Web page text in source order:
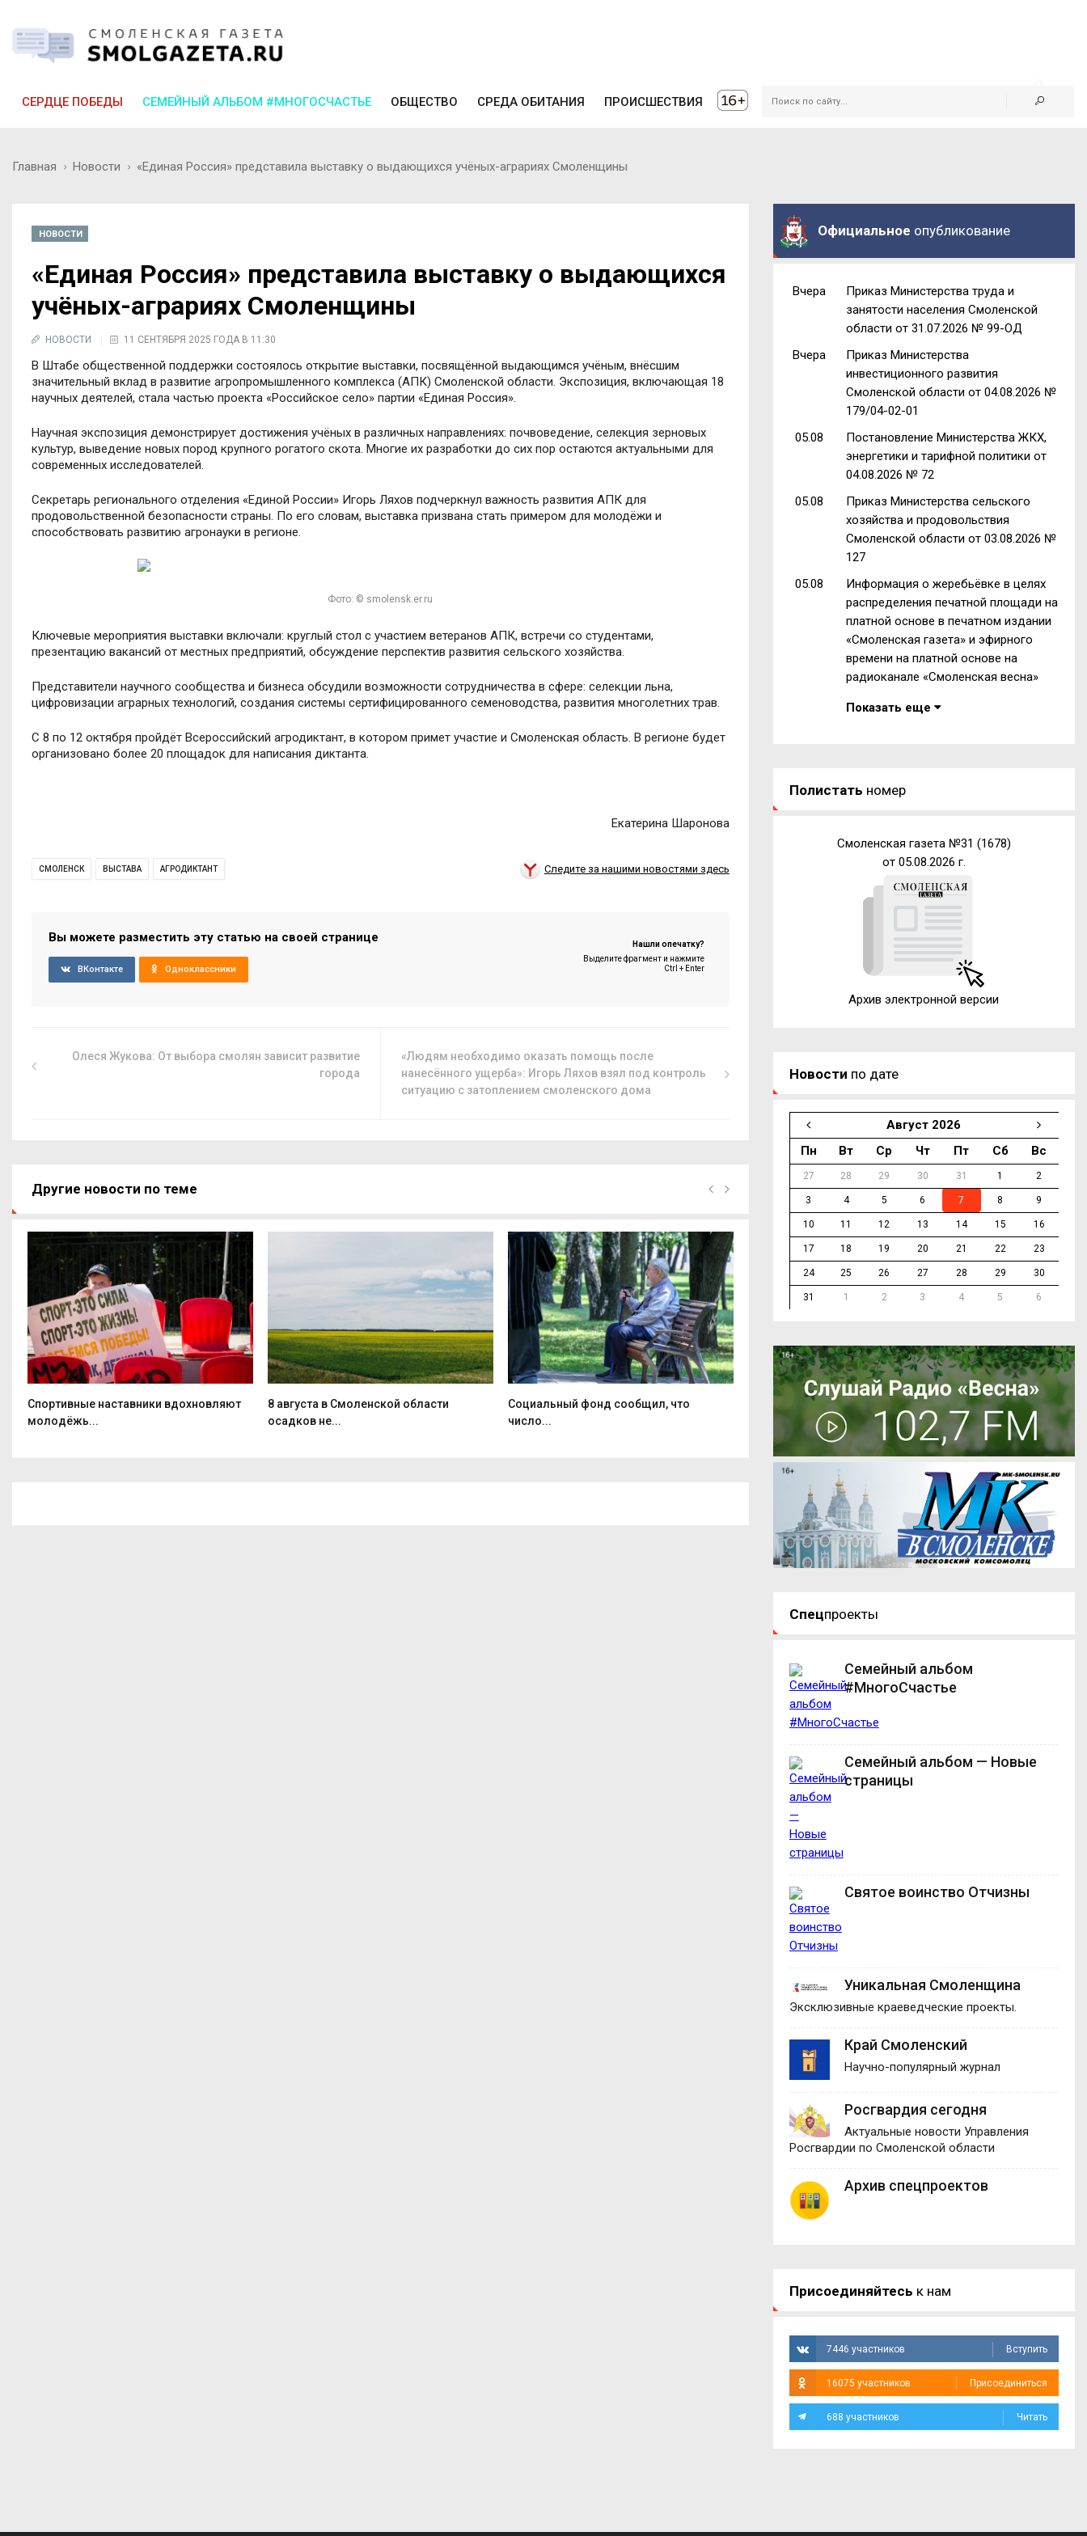
СЕРДЦЕ ПОБЕДЫ СЕМЕЙНЫЙ АЛЬБОМ #МНОГОСЧАСТЬЕ ОБЩЕСТВО СРЕДА ОБИТАНИЯ ПРОИСШЕСТВИЯ
Главная Новости «Единая Россия» представила выставку о выдающихся учёных-аграриях Смоленщины
НОВОСТИ
«Единая Россия» представила выставку о выдающихся
учёных-аграриях Смоленщины
НОВОСТИ 11 СЕНТЯБРЯ 2025 ГОДА В 11:30
В Штабе общественной поддержки состоялось открытие выставки, посвящённой выдающимся учёным, внёсшим
значительный вклад в развитие агропромышленного комплекса (АПК) Смоленской области. Экспозиция, включающая 18
научных деятелей, стала частью проекта «Российское село» партии «Единая Россия».
Научная экспозиция демонстрирует достижения учёных в различных направлениях: почвоведение, селекция зерновых
культур, выведение новых пород крупного рогатого скота. Многие их разработки до сих пор остаются актуальными для
современных исследователей.
Секретарь регионального отделения «Единой России» Игорь Ляхов подчеркнул важность развития АПК для
продовольственной безопасности страны. По его словам, выставка призвана стать примером для молодёжи и
способствовать развитию агронауки в регионе.
Фото: © smolensk.er.ru
Ключевые мероприятия выставки включали: круглый стол с участием ветеранов АПК, встречи со студентами,
презентацию вакансий от местных предприятий, обсуждение перспектив развития сельского хозяйства.
Представители научного сообщества и бизнеса обсудили возможности сотрудничества в сфере: селекции льна,
цифровизации аграрных технологий, создания системы сертифицированного семеноводства, развития многолетних трав.
С 8 по 12 октября пройдёт Всероссийский агродиктант, в котором примет участие и Смоленская область. В регионе будет
организовано более 20 площадок для написания диктанта.
Екатерина Шаронова
СМОЛЕНСК ВЫСТАВА АГРОДИКТАНТ Следите за нашими новостями здесь
Вы можете разместить эту статью на своей странице
ВКонтакте Одноклассники
Нашли опечатку?
Выделите фрагмент и нажмите
Ctrl + Enter
Олеся Жукова: От выбора смолян зависит развитие
города
«Людям необходимо оказать помощь после
нанесённого ущерба»: Игорь Ляхов взял под контроль
ситуацию с затоплением смоленского дома
Другие новости по теме
Спортивные наставники вдохновляют
молодёжь...
8 августа в Смоленской области
осадков не...
Социальный фонд сообщил, что
число...
С сентября 2027 года смоляне смогут
получать...
Василий
инвестиций и...
Официальное опубликование
Вчера
Приказ Министерства труда и
занятости населения Смоленской
области от 31.07.2026 № 99-ОД
Вчера
Приказ Министерства
инвестиционного развития
Смоленской области от 04.08.2026 №
179/04-02-01
05.08
Постановление Министерства ЖКХ,
энергетики и тарифной политики от
04.08.2026 № 72
05.08
Приказ Министерства сельского
хозяйства и продовольствия
Смоленской области от 03.08.2026 №
127
05.08
Информация о жеребьёвке в целях
распределения печатной площади на
платной основе в печатном издании
«Смоленская газета» и эфирного
времени на платной основе на
радиоканале «Смоленская весна»
Показать еще
Полистать номер
Смоленская газета №31 (1678)
от 05.08.2026 г.
Архив электронной версии
Новости по дате
Август 2026
Пн
Вт Ср Чт Пт Сб Вс
27 28 29 30 31 1 2
3 4 5 6 7 8 9
10 11 12 13 14 15 16
17 18 19 20 21 22 23
24 25 26 27 28 29 30
31 1 2 3 4 5 6
Спецпроекты
Семейный альбом
#МногоСчастье
Семейный альбом — Новые
страницы
Святое воинство Отчизны
Уникальная Смоленщина
Эксклюзивные краеведческие проекты.
Край Смоленский
Научно-популярный журнал
Росгвардия сегодня
Актуальные новости Управления
Росгвардии по Смоленской области
Архив спецпроектов
Присоединяйтесь к нам
7446 участников Вступить
16075 участников Присоединиться
688 участников Читать